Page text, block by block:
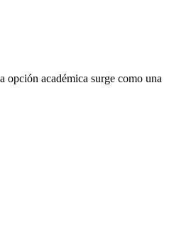
académica surge como una